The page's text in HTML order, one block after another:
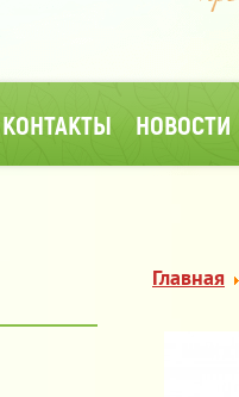
КОНТАКТЫ НОВОСТИ
Главная